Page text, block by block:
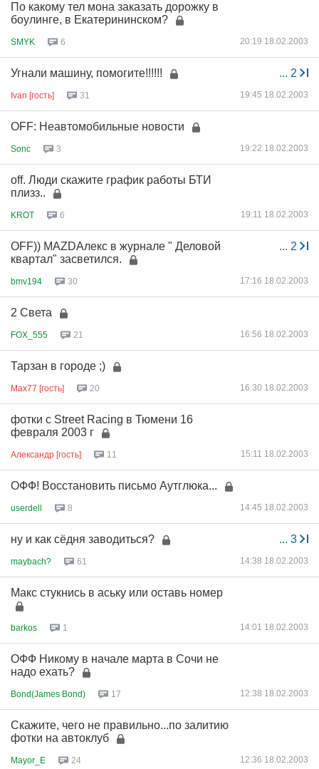
По какому тел мона заказать дорожку в
боулинге, в Екатерининском?
SMYK 6 20:19 18.02.2003
... 2
Угнали машину, помогите!!!!!!
Ivan [гость] 31 19:45 18.02.2003
OFF: Неавтомобильные новости
Sonc 3 19:22 18.02.2003
off. Люди скажите график работы БТИ
плизз..
KROT 6 19:11 18.02.2003
... 2
OFF)) MAZDАлекс в журнале " Деловой
квартал" засветился.
bmv194 30 17:16 18.02.2003
2 Света
FOX_555 21 16:56 18.02.2003
Тарзан в городе ;)
Max77 [гость] 20 16:30 18.02.2003
фотки с Street Racing в Тюмени 16
февраля 2003 г
Александр [гость] 11 15:11 18.02.2003
ОФФ! Восстановить письмо Аутглюка...
userdell 8 14:45 18.02.2003
... 3
ну и как сёдня заводиться?
maybach? 61 14:38 18.02.2003
Макс стукнись в аську или оставь номер
barkos 1 14:01 18.02.2003
ОФФ Никому в начале марта в Сочи не
надо ехать?
Bond(James Bond) 17 12:38 18.02.2003
Скажите, чего не правильно...по залитию
фотки на автоклуб
Mayor_E 24 12:36 18.02.2003